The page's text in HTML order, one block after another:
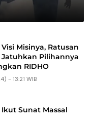
Misinya, Ratusan
Pilihannya
RIDHO
- 13:21 WIB
Sunat Massal